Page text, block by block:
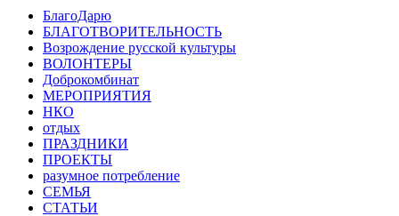
БлагоДарю
БЛАГОТВОРИТЕЛЬНОСТЬ
Возрождение русской культуры
ВОЛОНТЕРЫ
Доброкомбинат
МЕРОПРИЯТИЯ
НКО
отдых
ПРАЗДНИКИ
ПРОЕКТЫ
разумное потребление
СЕМЬЯ
СТАТЬИ